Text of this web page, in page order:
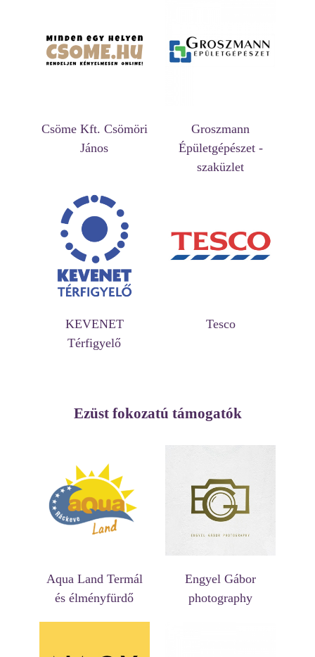
Csöme Kft. Csömöri
János
Groszmann
Épületgépészet -
szaküzlet
KEVENET
Térfigyelő
Tesco
Ezüst fokozatú támogatók
Aqua Land Termál
és élményfürdő
Engyel Gábor
photography